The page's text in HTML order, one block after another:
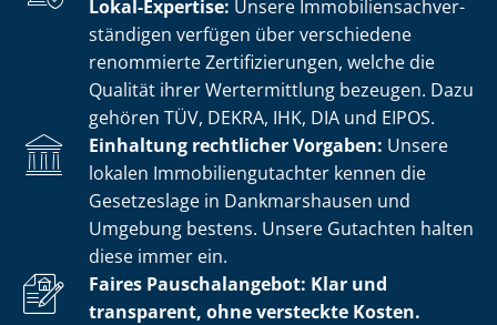
Lokal-Expertise: Unsere Im­mo­bi­li­en­sach­ver­
stän­di­gen verfügen über verschiedene
renommierte Zer­ti­fi­zie­run­gen, welche die
Qualität ihrer Wertermittlung bezeugen. Dazu
gehören TÜV, DEKRA, IHK, DIA und EIPOS.
Einhaltung rechtlicher Vorgaben: Unsere
lokalen Im­mo­bi­li­en­gut­ach­ter kennen die
Gesetzeslage in Dankmarshausen und
Umgebung bestens. Unsere Gutachten halten
diese immer ein.
Faires Pauschalangebot: Klar und
transparent, ohne versteckte Kosten.